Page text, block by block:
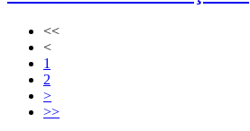
<<
<
1
2
>
>>